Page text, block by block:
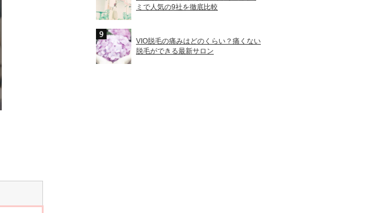
ミで人気の9社を徹底比較
VIO脱毛の痛みはどのくらい？痛くない
脱毛ができる最新サロン